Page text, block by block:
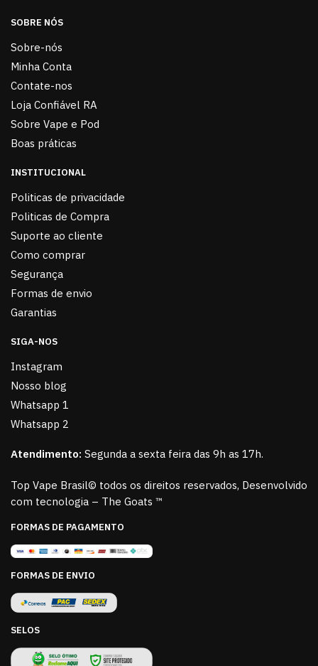
SOBRE NÓS
Sobre-nós
Minha Conta
Contate-nos
Loja Confiável RA
Sobre Vape e Pod
Boas práticas
INSTITUCIONAL
Politicas de privacidade
Politicas de Compra
Suporte ao cliente
Como comprar
Segurança
Formas de envio
Garantias
SIGA-NOS
Instagram
Nosso blog
Whatsapp 1
Whatsapp 2
Atendimento: Segunda a sexta feira das 9h as 17h.
Top Vape Brasil© todos os direitos reservados, Desenvolvido
com tecnologia – The Goats ™
FORMAS DE PAGAMENTO
FORMAS DE ENVIO
SELOS